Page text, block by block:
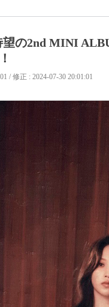
の2nd MINI
/ 修正 : 2024-07-30 20:01:01